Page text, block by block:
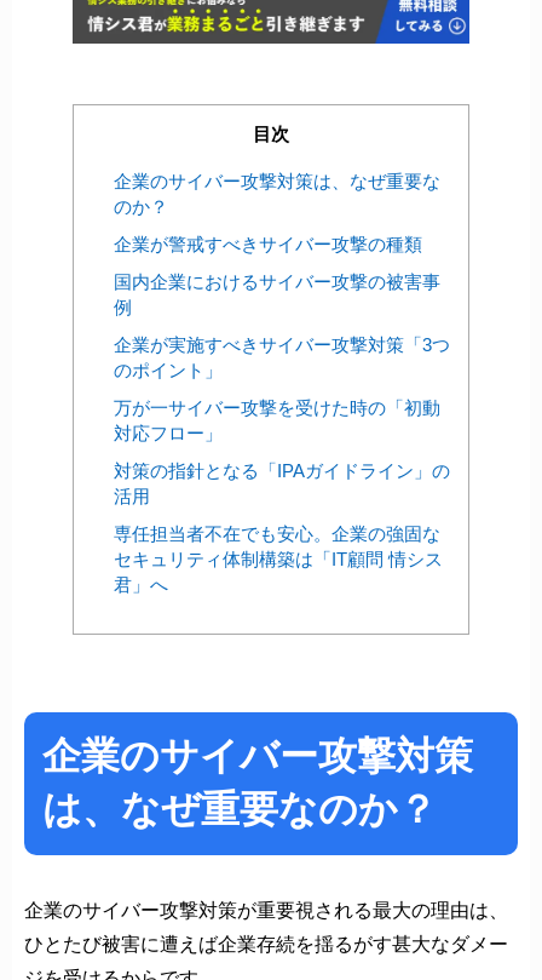
目次
企業のサイバー攻撃対策は、なぜ重要な
のか？
企業が警戒すべきサイバー攻撃の種類
国内企業におけるサイバー攻撃の被害事
例
企業が実施すべきサイバー攻撃対策「3つ
のポイント」
万が一サイバー攻撃を受けた時の「初動
対応フロー」
対策の指針となる「IPAガイドライン」の
活用
専任担当者不在でも安心。企業の強固な
セキュリティ体制構築は「IT顧問 情シス
君」へ
企業のサイバー攻撃対策
は、なぜ重要なのか？
企業のサイバー攻撃対策が重要視される最大の理由は、
ひとたび被害に遭えば企業存続を揺るがす甚大なダメー